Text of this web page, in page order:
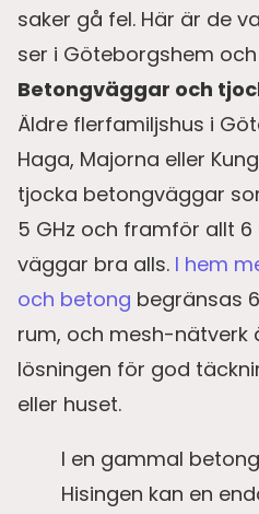
saker gå fel. Här är de
ser i Göteborgshem
Betongväggar och
Äldre flerfamiljshus i
Haga, Majorna eller
tjocka betongväggar
5 GHz och framför allt 6
väggar bra alls. I hem
och betong begränsas
rum, och mesh-nätverk
lösningen för god
eller huset.
I en gammal
Hisingen kan en